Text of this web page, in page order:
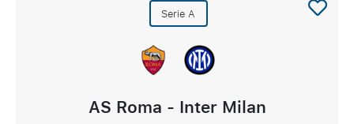
Serie A
AS Roma - Inter Milan